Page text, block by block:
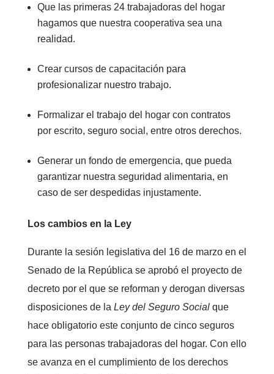
Que las primeras 24 trabajadoras del hogar
hagamos que nuestra cooperativa sea una
realidad.
Crear cursos de capacitación para
profesionalizar nuestro trabajo.
Formalizar el trabajo del hogar con contratos
por escrito, seguro social, entre otros derechos.
Generar un fondo de emergencia, que pueda
garantizar nuestra seguridad alimentaria, en
caso de ser despedidas injustamente.
Los cambios en la Ley
Durante la sesión legislativa del 16 de marzo en el
Senado de la República se aprobó el proyecto de
decreto por el que se reforman y derogan diversas
disposiciones de la Ley del Seguro Socialque
hace obligatorio este conjunto de cinco seguros
para las personas trabajadoras del hogar. Con ello
se avanza en el cumplimiento de los derechos